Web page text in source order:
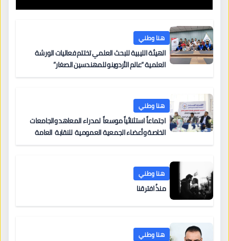
هنا وطني
الهيئة الليبية للبحث العلمي تختتم فعاليات الورشة
العلمية “عالم الأردوينو للمهندسين الصغار”
هنا وطني
اجتماعاً استثنائياً موسعاً لمدراء المعاهد والجامعات
الخاصة وأعضاء الجمعية العمومية للنقابة العامة
هنا وطني
منذُ افترقنا
هنا وطني